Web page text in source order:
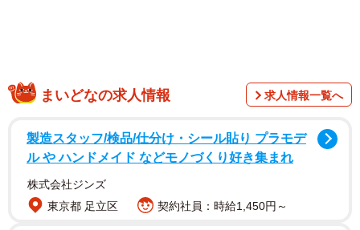
まいどなの求人情報 求人情報一覧へ
製造スタッフ/検品/仕分け・シール貼り プラモデ
ル や ハンドメイド などモノづくり好き集まれ
株式会社ジンズ
東京都 足立区
契約社員：時給1,450円～